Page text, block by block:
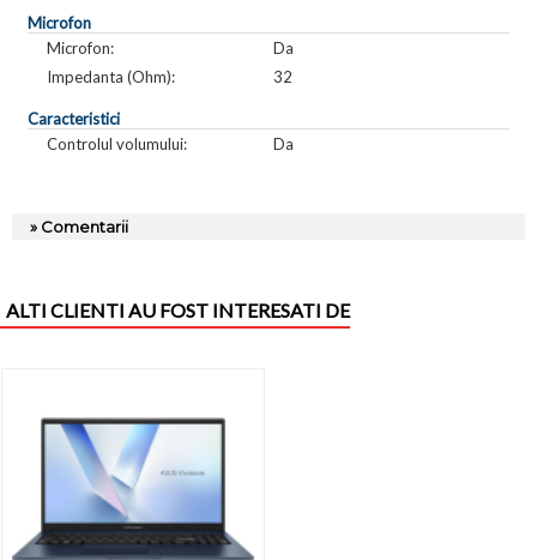
Microfon
Microfon:
Da
Impedanta (Ohm):
32
Caracteristici
Controlul volumului:
Da
» Comentarii
ALTI CLIENTI AU FOST INTERESATI DE